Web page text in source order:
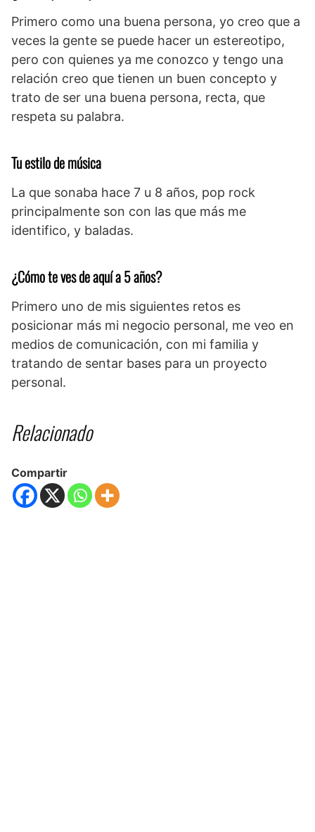
Primero como una buena persona, yo creo que a
veces la gente se puede hacer un estereotipo,
pero con quienes ya me conozco y tengo una
relación creo que tienen un buen concepto y
trato de ser una buena persona, recta, que
respeta su palabra.
Tu estilo de música
La que sonaba hace 7 u 8 años, pop rock
principalmente son con las que más me
identifico, y baladas.
¿Cómo te ves de aquí a 5 años?
Primero uno de mis siguientes retos es
posicionar más mi negocio personal, me veo en
medios de comunicación, con mi familia y
tratando de sentar bases para un proyecto
personal.
Relacionado
Compartir